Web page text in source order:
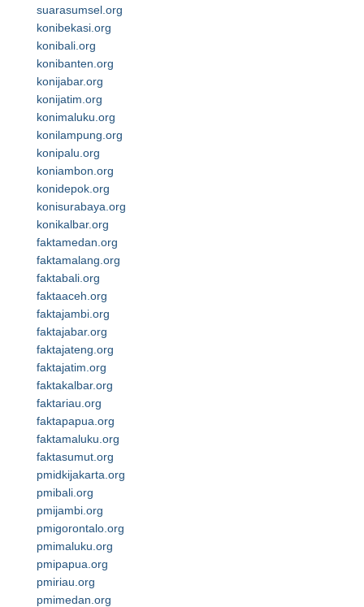
suarasumsel.org
konibekasi.org
konibali.org
konibanten.org
konijabar.org
konijatim.org
konimaluku.org
konilampung.org
konipalu.org
koniambon.org
konidepok.org
konisurabaya.org
konikalbar.org
faktamedan.org
faktamalang.org
faktabali.org
faktaaceh.org
faktajambi.org
faktajabar.org
faktajateng.org
faktajatim.org
faktakalbar.org
faktariau.org
faktapapua.org
faktamaluku.org
faktasumut.org
pmidkijakarta.org
pmibali.org
pmijambi.org
pmigorontalo.org
pmimaluku.org
pmipapua.org
pmiriau.org
pmimedan.org